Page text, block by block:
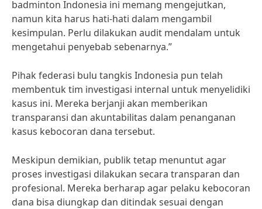
badminton Indonesia ini memang mengejutkan,
namun kita harus hati-hati dalam mengambil
kesimpulan. Perlu dilakukan audit mendalam untuk
mengetahui penyebab sebenarnya.”
Pihak federasi bulu tangkis Indonesia pun telah
membentuk tim investigasi internal untuk menyelidiki
kasus ini. Mereka berjanji akan memberikan
transparansi dan akuntabilitas dalam penanganan
kasus kebocoran dana tersebut.
Meskipun demikian, publik tetap menuntut agar
proses investigasi dilakukan secara transparan dan
profesional. Mereka berharap agar pelaku kebocoran
dana bisa diungkap dan ditindak sesuai dengan